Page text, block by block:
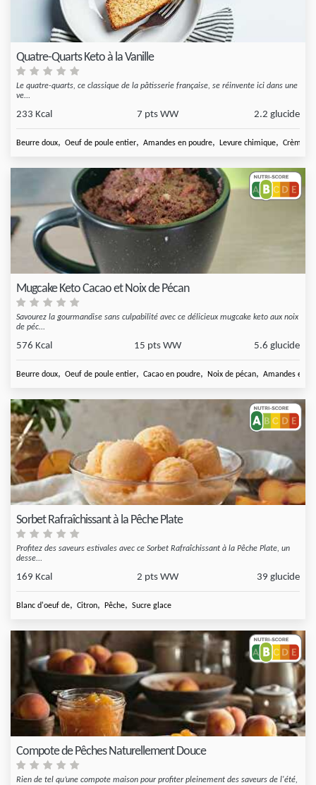
Quatre-Quarts Keto à la Vanille
Le quatre-quarts, ce classique de la pâtisserie française, se réinvente ici dans une
ve...
233 Kcal 7 pts WW 2.2 glucide
Beurre doux, Oeuf de poule entier, Amandes en poudre, Levure chimique, Crème
Mugcake Keto Cacao et Noix de Pécan
Savourez la gourmandise sans culpabilité avec ce délicieux mugcake keto aux noix
de péc...
576 Kcal 15 pts WW 5.6 glucide
Beurre doux, Oeuf de poule entier, Cacao en poudre, Noix de pécan, Amandes en
Sorbet Rafraîchissant à la Pêche Plate
Profitez des saveurs estivales avec ce Sorbet Rafraîchissant à la Pêche Plate, un
desse...
169 Kcal 2 pts WW 39 glucide
Blanc d'oeuf de, Citron, Pêche, Sucre glace
Compote de Pêches Naturellement Douce
Rien de tel qu’une compote maison pour profiter pleinement des saveurs de l'été,